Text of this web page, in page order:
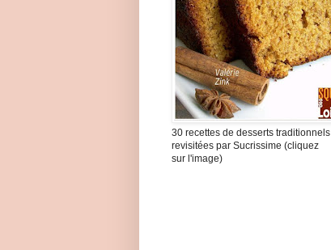
30 recettes de desserts traditionnels
revisitées par Sucrissime (cliquez
sur l'image)